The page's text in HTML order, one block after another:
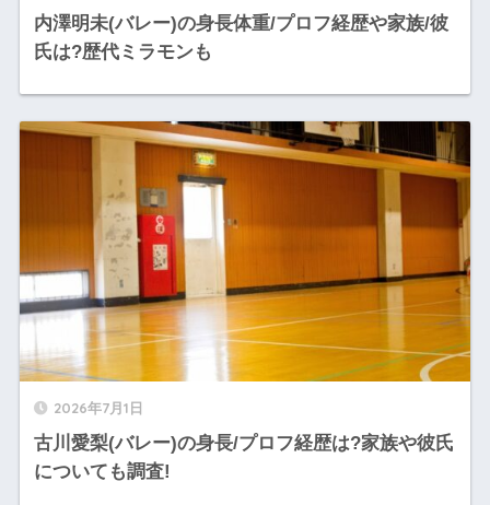
内澤明未(バレー)の身長体重/プロフ経歴や家族/彼
氏は?歴代ミラモンも
2026年7月1日
古川愛梨(バレー)の身長/プロフ経歴は?家族や彼氏
についても調査!